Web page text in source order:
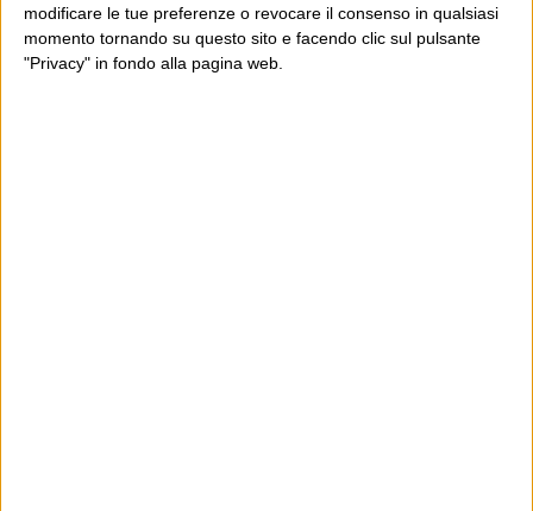
modificare le tue preferenze o revocare il consenso in qualsiasi
momento tornando su questo sito e facendo clic sul pulsante
"Privacy" in fondo alla pagina web.